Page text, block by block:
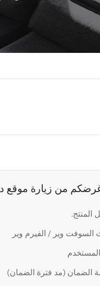
من زيارة موقع
المنتج.
السوفت وير / الفيرم وير
الضمان (مد فترة الضمان)